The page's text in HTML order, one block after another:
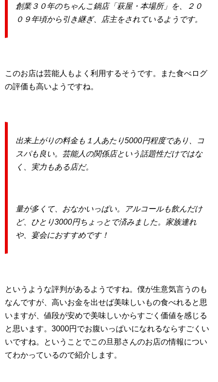
創業３０年のちゃんこ鍋店「萩屋・本場所」を、２０
０９年頃から引き継ぎ、店主をされているようです。
このお店は芸能人もよく利用するそうです。また食べログ
の評価も高いようですね。
出来上がりの料金も１人あたり5000円程度であり、コ
スパも良い。芸能人の関係店という話題性だけではな
く、実力もある店だ。
量が多くて、おなかいっぱい。アルコールも飲んだけ
ど、ひとり3000円ちょっとで済みました。家族連れ
や、宴会におすすめです！
というような評判があるようですね。僕が生意気言うのも
なんですが、高いお金を出せば美味しいもの食べれると思
いますが、値段が安めで美味しいからすごく価値を感じる
と思います。3000円でお腹いっぱいになれるならすごくい
いですね。ということでこの旦那さんのお店の情報につい
てわかっているので紹介します。